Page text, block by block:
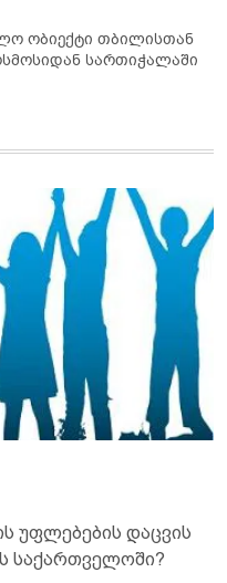
ობიექტი თბილისთან
ახლოს ანუ კოსმოსიდან სართიჭალაში
უფლებების დაცვის
საქართველოში?